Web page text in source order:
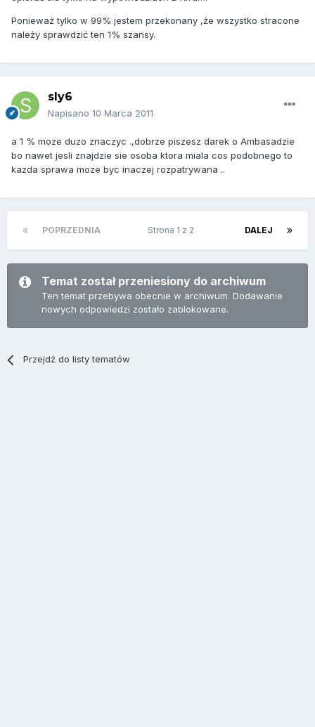
Ponieważ tylko w 99% jestem przekonany ,że wszystko stracone
należy sprawdzić ten 1% szansy.
sly6
Napisano 10 Marca 2011
a 1 % moze duzo znaczyc .,dobrze piszesz darek o Ambasadzie
bo nawet jesli znajdzie sie osoba ktora miala cos podobnego to
kazda sprawa moze byc inaczej rozpatrywana ..
POPRZEDNIA DALEJ
Strona 1 z 2
Temat został przeniesiony do archiwum
Ten temat przebywa obecnie w archiwum. Dodawanie
nowych odpowiedzi zostało zablokowane.
Przejdź do listy tematów